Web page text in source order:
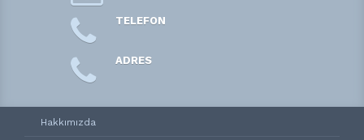
TELEFON
ADRES
Hakkımızda